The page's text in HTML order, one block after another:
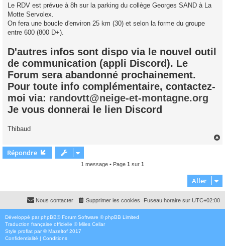
Le RDV est prévue à 8h sur la parking du collège Georges SAND à La
Motte Servolex.
On fera une boucle d'environ 25 km (30) et selon la forme du groupe
entre 600 (800 D+).
D'autres infos sont dispo via le nouvel outil
de communication (appli Discord). Le
Forum sera abandonné prochainement.
Pour toute info complémentaire, contactez-
moi via: randovtt@neige-et-montagne.org
Je vous donnerai le lien Discord
Thibaud
Répondre
1 message • Page 1 sur 1
Aller
Fuseau horaire sur UTC+02:00
Supprimer les cookies
Nous contacter
Développé par phpBB® Forum Software © phpBB Limited
Traduction française officielle ©Miles Cellar
Style proflat par ©Mazeltof 2017
Confidentialité | Conditions